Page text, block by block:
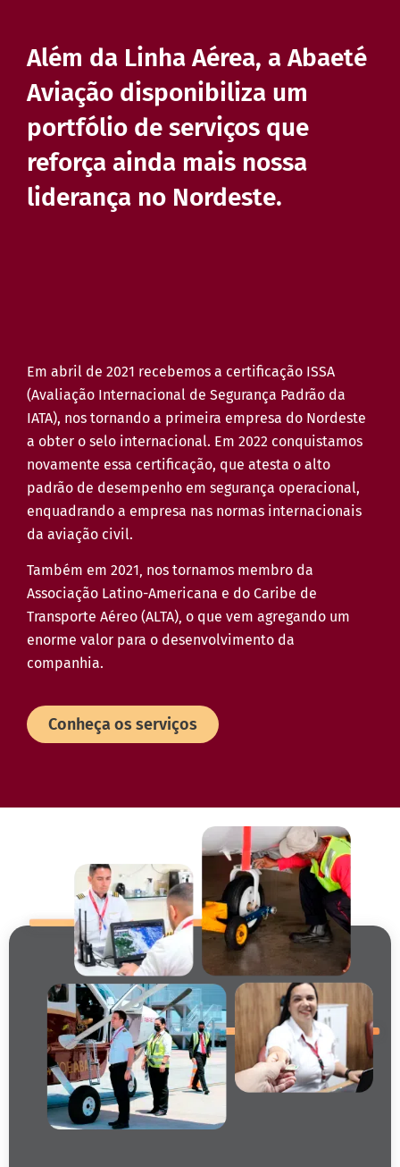
Além da Linha Aérea, a Abaeté
Aviação disponibiliza um
portfólio de serviços que
reforça ainda mais nossa
liderança no Nordeste.
Em abril de 2021 recebemos a certificação ISSA
(Avaliação Internacional de Segurança Padrão da
IATA), nos tornando a primeira empresa do Nordeste
a obter o selo internacional. Em 2022 conquistamos
novamente essa certificação, que atesta o alto
padrão de desempenho em segurança operacional,
enquadrando a empresa nas normas internacionais
da aviação civil.
Também em 2021‚ nos tornamos membro da
Associação Latino-Americana e do Caribe de
Transporte Aéreo (ALTA)‚ o que vem agregando um
enorme valor para o desenvolvimento da
companhia.
Conheça os serviços